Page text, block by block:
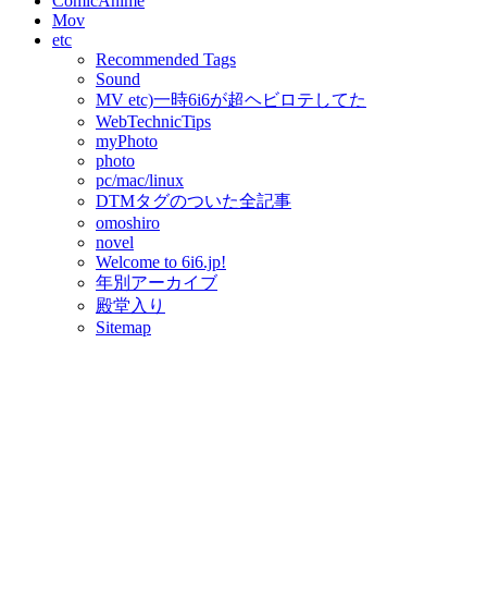
Mov
etc
Recommended Tags
Sound
MV etc)一時6i6が超ヘビロテしてた
WebTechnicTips
myPhoto
photo
pc/mac/linux
DTMタグのついた全記事
omoshiro
novel
Welcome to 6i6.jp!
年別アーカイブ
殿堂入り
Sitemap